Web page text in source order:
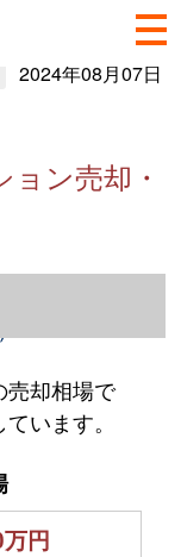
2024年08月07日
ン売却・
売却相場で
います。
円